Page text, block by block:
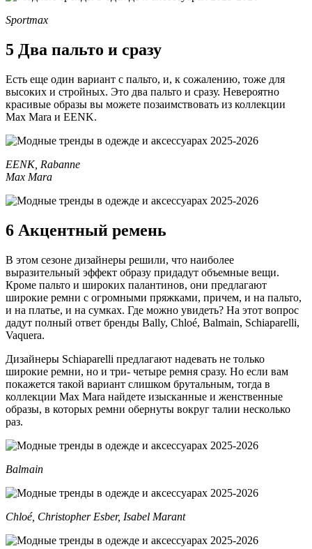
Sportmax
5 Два пальто и сразу
Есть еще один вариант с пальто, и, к сожалению, тоже для
высоких и стройных. Это два пальто и сразу. Невероятно
красивые образы вы можете позаимствовать из коллекции
Max Mara и EENK.
EENK, Rabanne
Max Mara
6 Акцентный ремень
В этом сезоне дизайнеры решили, что наиболее
выразительный эффект образу придадут объемные вещи.
Кроме пальто и широких палантинов, они предлагают
широкие ремни с огромными пряжками, причем, и на пальто,
и на платье, и на сумках. Где можно увидеть? На этот вопрос
дадут полный ответ бренды Bally, Chloé, Balmain, Schiaparelli,
Vaquera.
Дизайнеры Schiaparelli предлагают надевать не только
широкие ремни, но и три- четыре ремня сразу. Но если вам
покажется такой вариант слишком брутальным, тогда в
коллекции Max Mara найдете изысканные и женственные
образы, в которых ремни обернуты вокруг талии несколько
раз.
Balmain
Chloé, Christopher Esber, Isabel Marant